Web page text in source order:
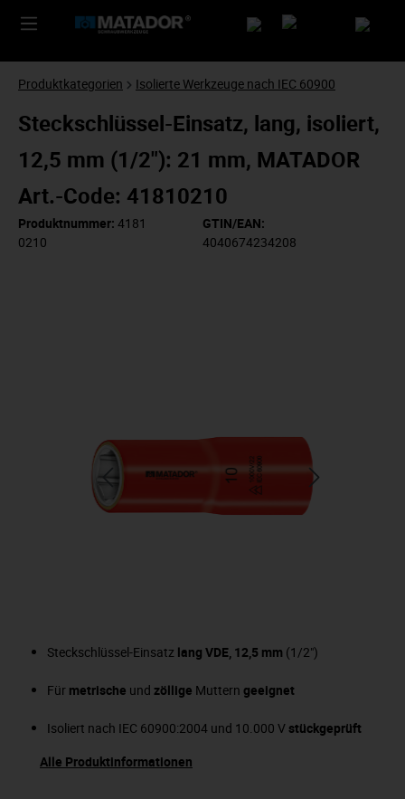
Produktkategorien Isolierte Werkzeuge nach IEC 60900
Steckschlüssel-Einsatz, lang, isoliert,
12,5 mm (1/2"): 21 mm, MATADOR
Art.-Code: 41810210
Produktnummer: 4181
0210
GTIN/EAN:
4040674234208
Steckschlüssel-Einsatz lang VDE, 12,5 mm (1/2")
Für metrische und zöllige Muttern geeignet
Isoliert nach IEC 60900:2004 und 10.000 Vstückgeprüft
Alle Produktinformationen